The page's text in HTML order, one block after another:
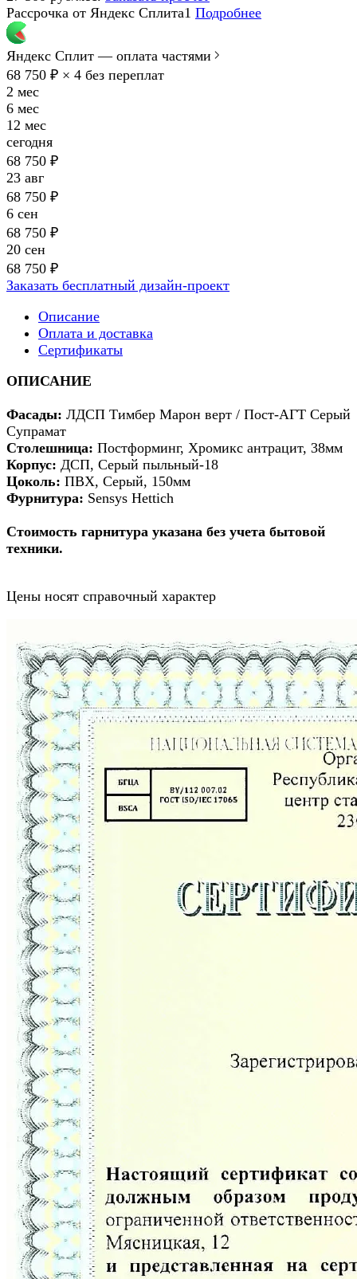
Рассрочка от Яндекс Сплита1 Подробнее
Яндекс Сплит — оплата частями
68 750 ₽ × 4 без переплат
2 мес
6 мес
12 мес
сегодня
68 750 ₽
23 авг
68 750 ₽
6 сен
68 750 ₽
20 сен
68 750 ₽
Заказать бесплатный дизайн-проект
Описание
Оплата и доставка
Сертификаты
ОПИСАНИЕ
Фасады: ЛДСП Тимбер Марон верт / Пост-АГТ Серый
Супрамат
Столешница: Постформинг, Хромикс антрацит, 38мм
Корпус: ДСП, Серый пыльный-18
Цоколь: ПВХ, Серый, 150мм
Фурнитура: Sensys Hettich
Стоимость гарнитура указана без учета бытовой
техники.
Цены носят справочный характер